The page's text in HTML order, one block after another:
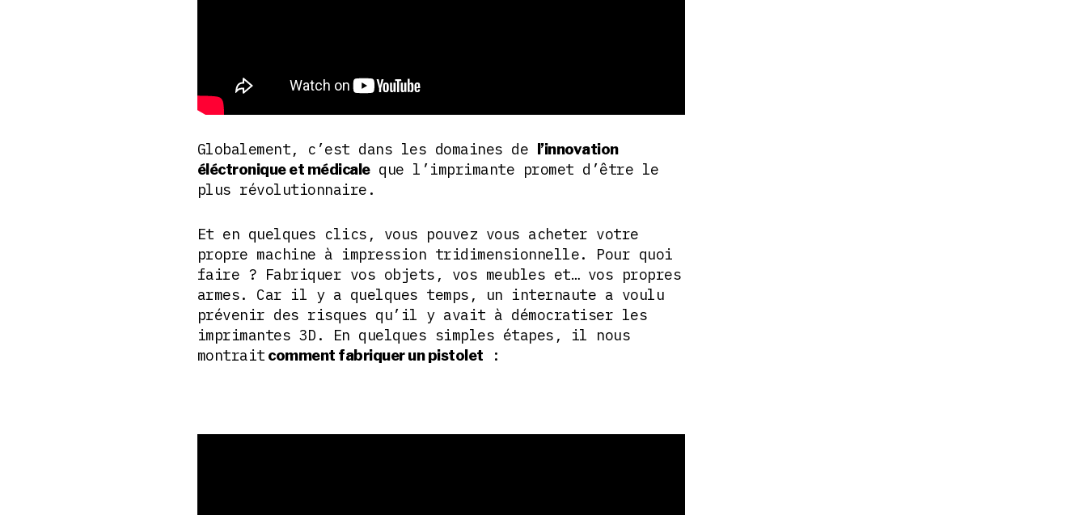
Globalement, c’est dans les domaines de
l’innovation
éléctronique et médicaleque l’imprimante promet d’être le
plus révolutionnaire.
Et en quelques clics, vous pouvez vous acheter votre
propre machine à impression tridimensionnelle. Pour quoi
faire ? Fabriquer vos objets, vos meubles et… vos propres
armes. Car il y a quelques temps, un internaute a voulu
prévenir des risques qu’il y avait à démocratiser les
imprimantes 3D. En quelques simples étapes, il nous
montrait comment fabriquer un pistolet :